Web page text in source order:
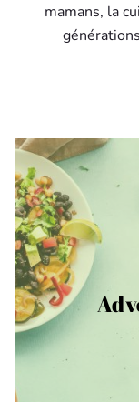
mamans, la